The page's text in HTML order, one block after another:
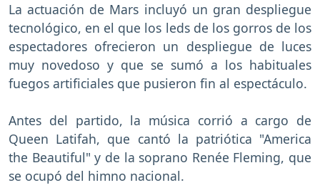
La actuación de Mars incluyó un gran despliegue
tecnológico, en el que los leds de los gorros de los
espectadores ofrecieron un despliegue de luces
muy novedoso y que se sumó a los habituales
fuegos artificiales que pusieron fin al espectáculo.
Antes del partido, la música corrió a cargo de
Queen Latifah, que cantó la patriótica "America
the Beautiful" y de la soprano Renée Fleming, que
se ocupó del himno nacional.